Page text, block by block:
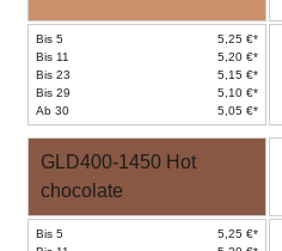
Bis 5
5,25 €*
Bis 11
5,20 €*
Bis 23
5,15 €*
Bis 29
5,10 €*
Ab 30
5,05 €*
GLD400-1450 Hot
chocolate
Bis 5
5,25 €*